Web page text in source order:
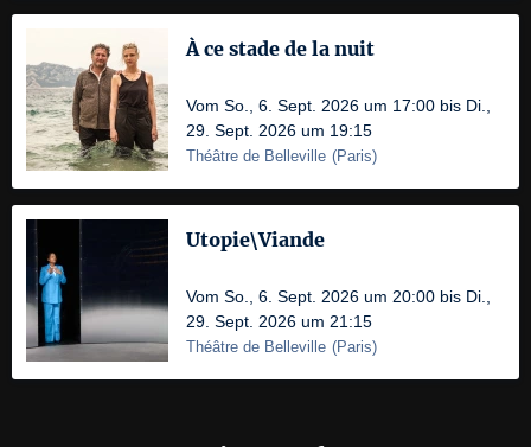
À ce stade de la nuit
Vom So., 6. Sept. 2026 um 17:00 bis Di.,
29. Sept. 2026 um 19:15
Théâtre de Belleville (Paris)
Utopie\Viande
Vom So., 6. Sept. 2026 um 20:00 bis Di.,
29. Sept. 2026 um 21:15
Théâtre de Belleville (Paris)